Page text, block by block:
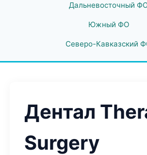
Дальневосточный
Южный ФО
Северо-Кавказский
Дентал
Surgery